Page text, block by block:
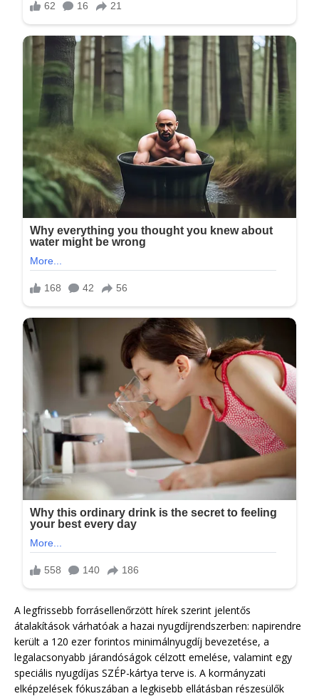
A legfrissebb forrásellenőrzött hírek szerint jelentős
átalakítások várhatóak a hazai nyugdíjrendszerben: napirendre
került a 120 ezer forintos minimálnyugdíj bevezetése, a
legalacsonyabb járandóságok célzott emelése, valamint egy
speciális nyugdíjas SZÉP-kártya terve is. A kormányzati
elképzelések fókuszában a legkisebb ellátásban részesülők